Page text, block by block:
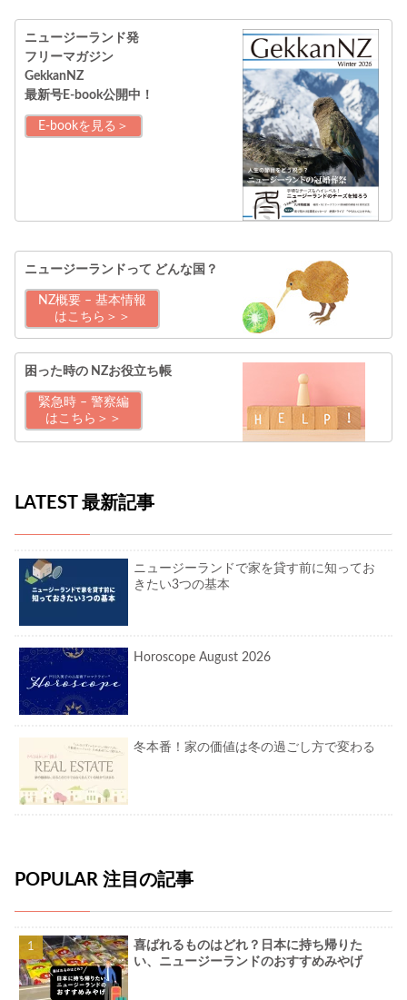
ニュージーランド発
フリーマガジン
GekkanNZ
最新号E-book公開中！
E-bookを見る＞
ニュージーランドって どんな国？
NZ概要 – 基本情報
はこちら＞＞
困った時の NZお役立ち帳
緊急時 – 警察編
はこちら＞＞
LATEST 最新記事
ニュージーランドで家を貸す前に知ってお
きたい3つの基本
Horoscope August 2026
冬本番！家の価値は冬の過ごし方で変わる
POPULAR 注目の記事
喜ばれるものはどれ？日本に持ち帰りた
い、ニュージーランドのおすすめみやげ